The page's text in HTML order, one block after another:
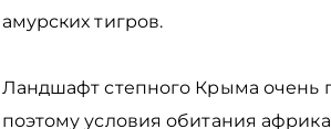
амурских тигров.
Ландшафт степного Крыма очень
поэтому условия обитания